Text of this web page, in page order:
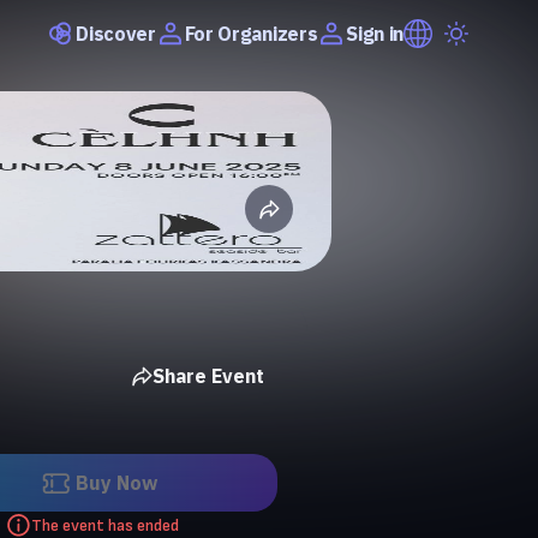
Discover For Organizers Sign in
Share Event
Buy Now
The event has ended